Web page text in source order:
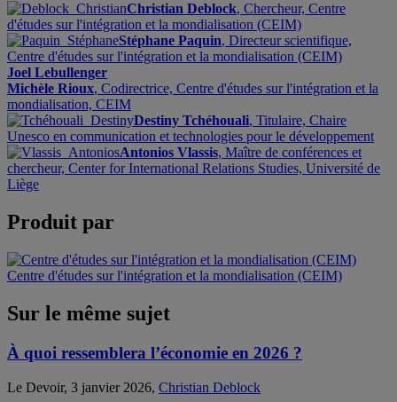
Christian Deblock, Chercheur, Centre
d'études sur l'intégration et la mondialisation (CEIM)
Stéphane Paquin, Directeur scientifique,
Centre d'études sur l'intégration et la mondialisation (CEIM)
Joel Lebullenger
Michèle Rioux, Codirectrice, Centre d'études sur l'intégration et la
mondialisation, CEIM
Destiny Tchéhouali, Titulaire, Chaire
Unesco en communication et technologies pour le développement
Antonios Vlassis, Maître de conférences et
chercheur, Center for International Relations Studies, Université de
Liège
Produit par
Centre d'études sur l'intégration et la mondialisation (CEIM)
Sur le même sujet
À quoi ressemblera l’économie en 2026 ?
Le Devoir, 3 janvier 2026, Christian Deblock